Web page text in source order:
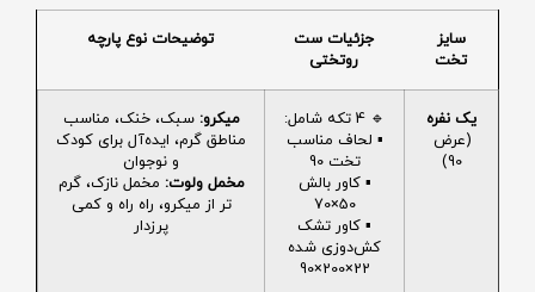
سایز
تخت
جزئیات ست
روتختی
توضیحات نوع پارچه
یک نفره
(عرض
90)
🔹 4 تکه شامل:
▪️ لحاف مناسب
تخت 90
▪️ کاور بالش
50×70
▪️ کاور تشک
کش‌دوزی شده
22×200×90
میکرو: سبک، خنک، مناسب
مناطق گرم، ایده‌آل برای کودک
و نوجوان
مخمل ولوت: مخمل نازک، گرم
تر از میکرو، راه راه و کمی
پرزدار